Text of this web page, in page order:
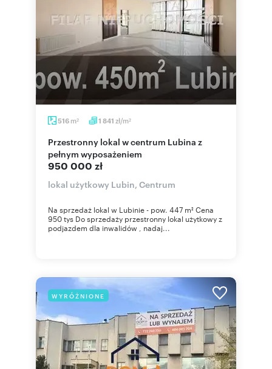
516 m2 1 841 zł/m2
Przestronny lokal w centrum Lubina z
pełnym wyposażeniem
950 000 zł
lokal użytkowy Lubin, Centrum
Na sprzedaż lokal w Lubinie - pow. 447 m² Cena
950 tys Do sprzedaży przestronny lokal użytkowy z
podjazdem dla inwalidów , nadaj...
WYRÓŻNIONE